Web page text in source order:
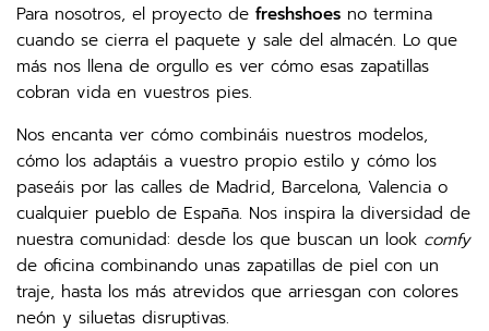
Para nosotros, el proyecto de freshshoes no termina
cuando se cierra el paquete y sale del almacén. Lo que
más nos llena de orgullo es ver cómo esas zapatillas
cobran vida en vuestros pies.
Nos encanta ver cómo combináis nuestros modelos,
cómo los adaptáis a vuestro propio estilo y cómo los
paseáis por las calles de Madrid, Barcelona, Valencia o
cualquier pueblo de España. Nos inspira la diversidad de
nuestra comunidad: desde los que buscan un look comfy
de oficina combinando unas zapatillas de piel con un
traje, hasta los más atrevidos que arriesgan con colores
neón y siluetas disruptivas.